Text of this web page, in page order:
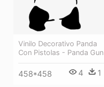
Vinilo Decorativo Panda
Con Pistolas - Panda Gun
458*458 4 1